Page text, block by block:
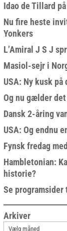
Idao de Tillard
Nu fire heste
Yonkers
L’Amiral J S J
Masiol-sejr i
USA: Ny kusk på
Og nu gælder
Dansk 2-åring
USA: Og endnu
Fynsk fredag
Hambletonian:
historie?
Se
Arkiver